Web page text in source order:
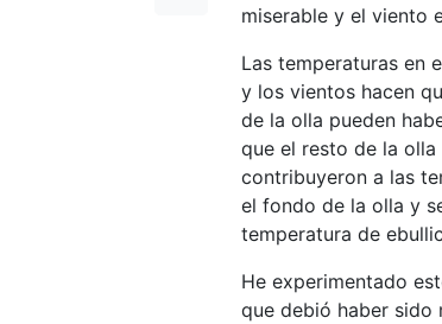
miserable y el viento
Las temperaturas en
y los vientos hacen
de la olla pueden
que el resto de la
contribuyeron a las
el fondo de la olla y
temperatura de
He experimentado
que debió haber sido